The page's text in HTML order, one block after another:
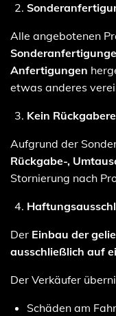
Alle angebotenen
Anfertigungen
etwas anderes
Kein
Aufgrund der
Rückgabe-,
Stornierung nach
Der Einbau der
ausschließlich auf
Der Verkäufer
Schäden am